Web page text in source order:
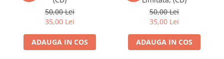
50,00 Lei
35,00 Lei
ADAUGA IN COS
50,00 Lei
35,00 Lei
ADAUGA IN COS